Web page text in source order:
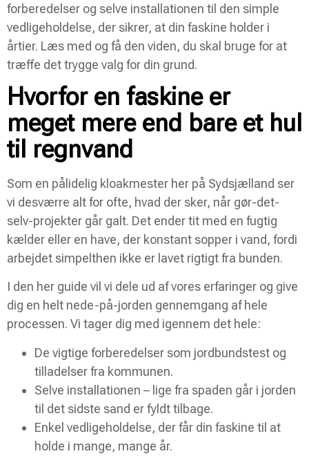
forberedelser og selve installationen til den simple
vedligeholdelse, der sikrer, at din faskine holder i
årtier. Læs med og få den viden, du skal bruge for at
træffe det trygge valg for din grund.
Hvorfor en faskine er
meget mere end bare et hul
til regnvand
Som en pålidelig kloakmester her på Sydsjælland ser
vi desværre alt for ofte, hvad der sker, når gør-det-
selv-projekter går galt. Det ender tit med en fugtig
kælder eller en have, der konstant sopper i vand, fordi
arbejdet simpelthen ikke er lavet rigtigt fra bunden.
I den her guide vil vi dele ud af vores erfaringer og give
dig en helt nede-på-jorden gennemgang af hele
processen. Vi tager dig med igennem det hele:
De vigtige forberedelser som jordbundstest og
tilladelser fra kommunen.
Selve installationen – lige fra spaden går i jorden
til det sidste sand er fyldt tilbage.
Enkel vedligeholdelse, der får din faskine til at
holde i mange, mange år.